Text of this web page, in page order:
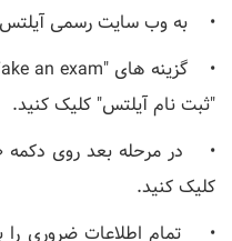
• به وب سایت رسمی آیلتس
"ثبت نام آیلتس" کلیک کنید.
• در مرحله بعد روی دکمه
کلیک کنید.
• تمام اطلاعات ضروری را